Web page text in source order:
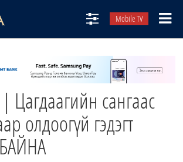
Mobile TV
сангаас
олдоогүй гэдэгт